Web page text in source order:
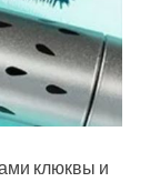
клюквы и